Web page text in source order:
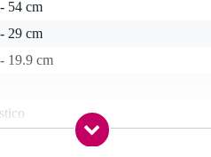
54 cm
29 cm
19.9 cm